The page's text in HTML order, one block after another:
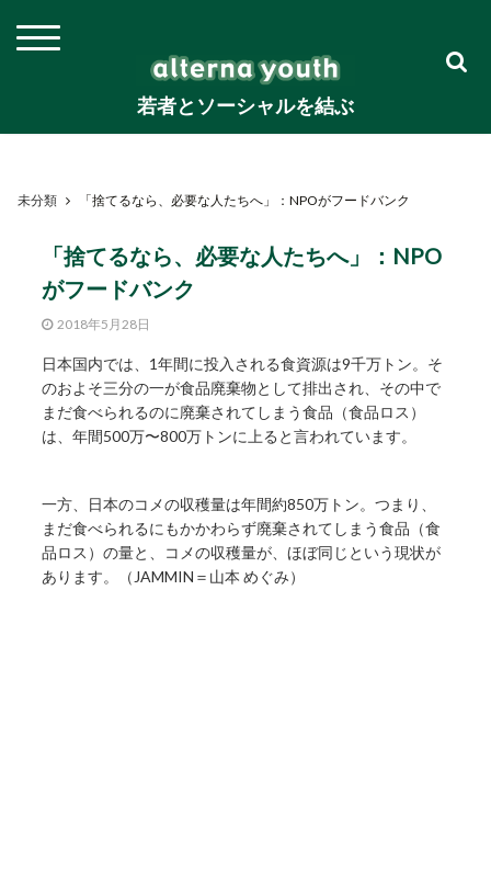
若者とソーシャルを結ぶ
未分類 「捨てるなら、必要な人たちへ」：NPOがフードバンク
「捨てるなら、必要な人たちへ」：NPO
がフードバンク
2018年5月28日
日本国内では、1年間に投入される食資源は9千万トン。そ
のおよそ三分の一が食品廃棄物として排出され、その中で
まだ食べられるのに廃棄されてしまう食品（食品ロス）
は、年間500万〜800万トンに上ると言われています。
一方、日本のコメの収穫量は年間約850万トン。つまり、
まだ食べられるにもかかわらず廃棄されてしまう食品（食
品ロス）の量と、コメの収穫量が、ほぼ同じという現状が
あります。（JAMMIN＝山本 めぐみ）